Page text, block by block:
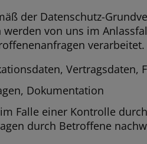
der Datenschutz-
von uns im
verarbeitet.
Vertragsdaten,
Dokumentation
Falle einer Kontrolle
durch Betroffene